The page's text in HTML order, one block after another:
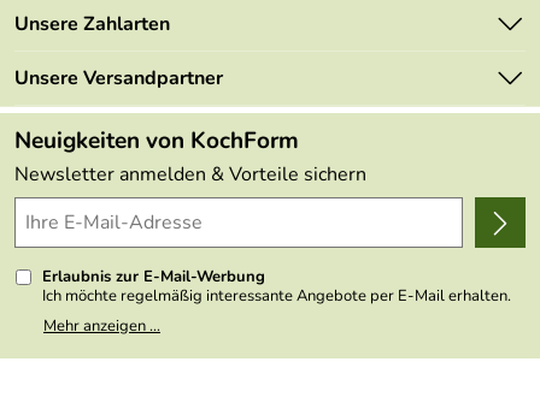
Mehrwertsteuerfrei
Retourenportal
FAQs
Lieferbedingungen
Delivery Terms
Kundenlogin
Marken
Angebote
Made in Germany
Themen
Wir über uns
Presse
Unsere Zahlarten
Unsere Versandpartner
Neuigkeiten von KochForm
Newsletter anmelden & Vorteile sichern
Erlaubnis zur E-Mail-Werbung
Ich möchte regelmäßig interessante Angebote per E-Mail erhalten.
Meine E-Mail-Adresse wird nicht an andere Unternehmen
weitergegeben. Zu statistischen Zwecken wird in anonymer Form
Mehr anzeigen ...